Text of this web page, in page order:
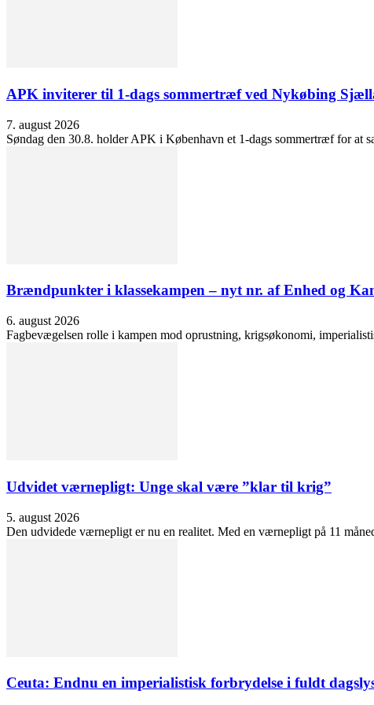
APK inviterer til 1-dags sommertræf ved Nykøbing
7. august 2026
Søndag den 30.8. holder APK i København et 1-dags sommertræf for at
Brændpunkter i klassekampen – nyt nr. af Enhed og
6. august 2026
Fagbevægelsen rolle i kampen mod oprustning, krigsøkonomi,
Udvidet værnepligt: Unge skal være ”klar til krig”
5. august 2026
Den udvidede værnepligt er nu en realitet. Med en værnepligt på 11
Ceuta: Endnu en imperialistisk forbrydelse i fuldt